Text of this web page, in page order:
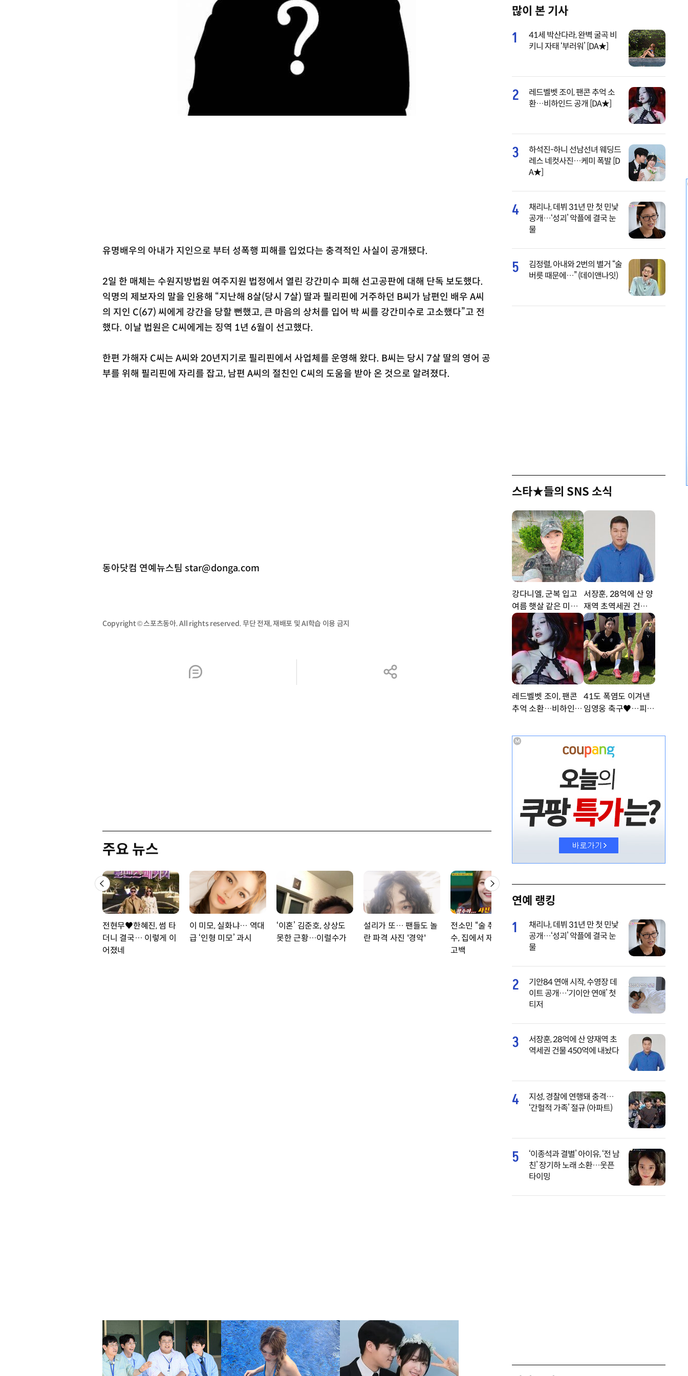
유명배우의 아내가 지인으로 부터 성폭행 피해를 입었다는 충격적인 사실이 공개됐다.
2일 한 매체는 수원지방법원 여주지원 법정에서 열린 강간미수 피해 선고공판에 대해 단독 보도했다.
익명의 제보자의 말을 인용해 “지난해 8살(당시 7살) 딸과 필리핀에 거주하던 B씨가 남편인 배우 A씨
의 지인 C(67) 씨에게 강간을 당할 뻔했고, 큰 마음의 상처를 입어 박 씨를 강간미수로 고소했다”고 전
했다. 이날 법원은 C씨에게는 징역 1년 6월이 선고했다.
한편 가해자 C씨는 A씨와 20년지기로 필리핀에서 사업체를 운영해 왔다. B씨는 당시 7살 딸의 영어 공
부를 위해 필리핀에 자리를 잡고, 남편 A씨의 절친인 C씨의 도움을 받아 온 것으로 알려졌다.
동아닷컴 연예뉴스팀 star@donga.com
Copyright © 스포츠동아. All rights reserved. 무단 전재, 재배포 및 AI학습 이용 금지
주요 뉴스
전현무♥한혜진, 썸 타
더니 결국… 이렇게 이
어졌네
이 미모, 실화냐… 역대
급 ‘인형 미모’ 과시
‘이혼’ 김준호, 상상도
못한 근황…이럴수가
설리가 또… 팬들도 놀
란 파격 사진 '경악'
전소민 “술 취한 이광
수, 집에서 재워” 폭탄
고백
t
e
많이 본 기사
1
41세 박산다라, 완벽 굴곡 비
키니 자태 ‘부러워’ [DA★]
2
레드벨벳 조이, 팬콘 추억 소
환…비하인드 공개 [DA★]
3
하석진-하니 선남선녀 웨딩드
레스 네컷사진…케미 폭발 [D
A★]
4
채리나, 데뷔 31년 만 첫 민낯
공개…‘성괴’ 악플에 결국 눈
물
5
김정렬, 아내와 2번의 별거 “술
버릇 때문에…” (데이앤나잇)
스타★들의 SNS 소식
강다니엘, 군복 입고
여름 햇살 같은 미소
‘잘생겼어’ [DA★]
서장훈, 28억에 산 양
재역 초역세권 건물 4
50억에 내놨다
레드벨벳 조이, 팬콘
추억 소환…비하인드
41도 폭염도 이겨낸
임영웅 축구♥…피지
연예 랭킹
1
채리나, 데뷔 31년 만 첫 민낯
공개…‘성괴’ 악플에 결국 눈
물
2
기안84 연애 시작, 수영장 데
이트 공개…‘기이안 연애’ 첫
티저
3
서장훈, 28억에 산 양재역 초
역세권 건물 450억에 내놨다
4
지성, 경찰에 연행돼 충격…
‘간헐적 가족’ 절규 (아파트)
5
‘이종석과 결별’ 아이유, ‘전 남
친’ 장기하 노래 소환…웃픈
타이밍